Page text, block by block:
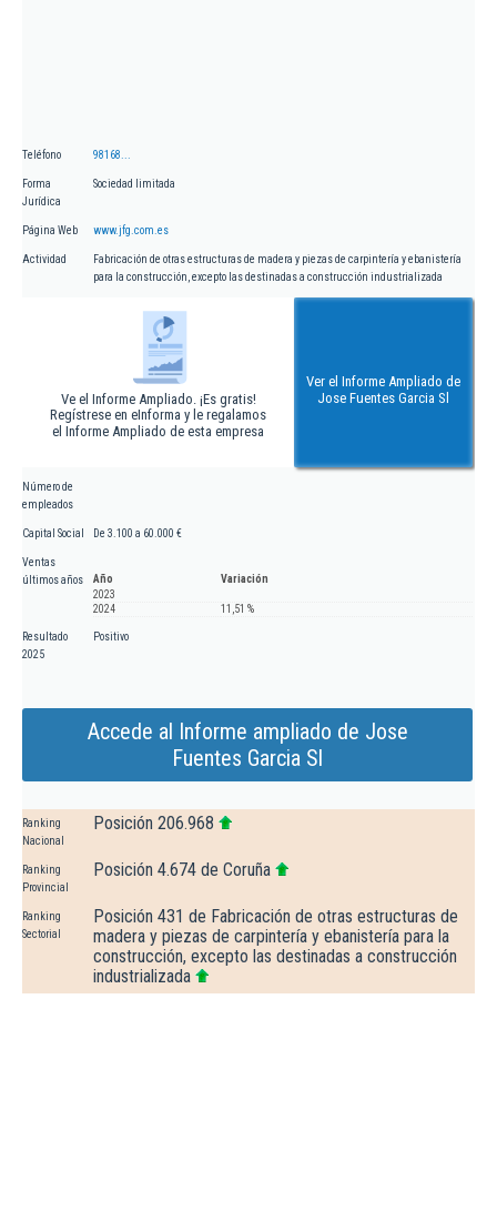
Teléfono 98168...
Forma
Jurídica
Sociedad limitada
Página Web www.jfg.com.es
Actividad
Fabricación de otras estructuras de madera y piezas de carpintería y ebanistería
para la construcción, excepto las destinadas a construcción industrializada
Ve el Informe Ampliado. ¡Es gratis!
Regístrese en eInforma y le regalamos
el Informe Ampliado de esta empresa
Ver el Informe Ampliado de
Jose Fuentes Garcia Sl
Número de
empleados
Capital Social De 3.100 a 60.000 €
Ventas
últimos años
Año
Variación
2023
2024
11,51 %
Resultado
2025
Positivo
Accede al Informe ampliado de Jose
Fuentes Garcia Sl
Ranking
Nacional
Posición 206.968
Ranking
Provincial
Posición 4.674 de Coruña
Ranking
Sectorial
Posición 431 de Fabricación de otras estructuras de
madera y piezas de carpintería y ebanistería para la
construcción, excepto las destinadas a construcción
industrializada